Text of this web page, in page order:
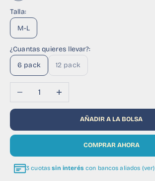
Talla:
M-L
¿Cuantas quieres llevar?:
6 pack
12 pack
Reducir cantidadAumentar cantidad
AÑADIR A LA BOLSA
COMPRAR AHORA
3 cuotas sin interés con bancos aliados (ver)